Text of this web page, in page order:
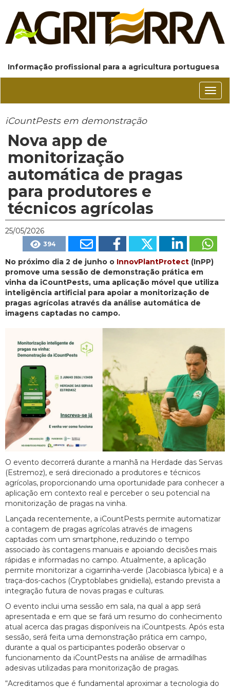
Informação profissional para a agricultura portuguesa
iCountPests em demonstração
Nova app de
monitorização
automática de pragas
para produtores e
técnicos agrícolas
25/05/2026
394
No próximo dia 2 de junho o InnovPlantProtect (InPP)
promove uma sessão de demonstração prática em
vinha da iCountPests, uma aplicação móvel que utiliza
inteligência artificial para apoiar a monitorização de
pragas agrícolas através da análise automática de
imagens captadas no campo.
O evento decorrerá durante a manhã na Herdade das Servas
(Estremoz), e será direcionado a produtores e técnicos
agrícolas, proporcionando uma oportunidade para conhecer a
aplicação em contexto real e perceber o seu potencial na
monitorização de pragas na vinha.
Lançada recentemente, a iCountPests permite automatizar
a contagem de pragas agrícolas através de imagens
captadas com um smartphone, reduzindo o tempo
associado às contagens manuais e apoiando decisões mais
rápidas e informadas no campo. Atualmente, a aplicação
permite monitorizar a cigarrinha-verde (Jacobiasca lybica) e a
traça-dos-cachos (Cryptoblabes gnidiella), estando prevista a
integração futura de novas pragas e culturas.
O evento inclui uma sessão em sala, na qual a app será
apresentada e em que se fará um resumo do conhecimento
atual acerca das pragas disponíveis na iCountpests. Após esta
sessão, será feita uma demonstração prática em campo,
durante a qual os participantes poderão observar o
funcionamento da iCountPests na análise de armadilhas
adesivas utilizadas para monitorização de pragas.
“Acreditamos que é fundamental aproximar a tecnologia do